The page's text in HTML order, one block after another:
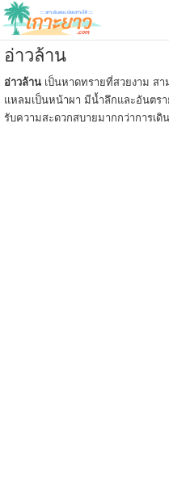
อ่าวล้าน
อ่าวล้าน เป็นหาดทรายที่สวยงาม ส
แหลมเป็นหน้าผา มีน้ำลึกและอันตรา
รับความสะดวกสบายมากกว่าการเดิ